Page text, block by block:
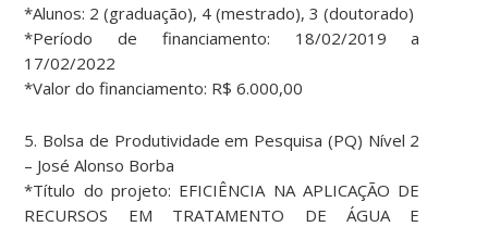
*Alunos: 2 (graduação), 4 (mestrado), 3 (doutorado)
*Período de financiamento: 18/02/2019 a
17/02/2022
*Valor do financiamento: R$ 6.000,00
5. Bolsa de Produtividade em Pesquisa (PQ) Nível 2
– José Alonso Borba
*Título do projeto: EFICIÊNCIA NA APLICAÇÃO DE
RECURSOS EM TRATAMENTO DE ÁGUA E